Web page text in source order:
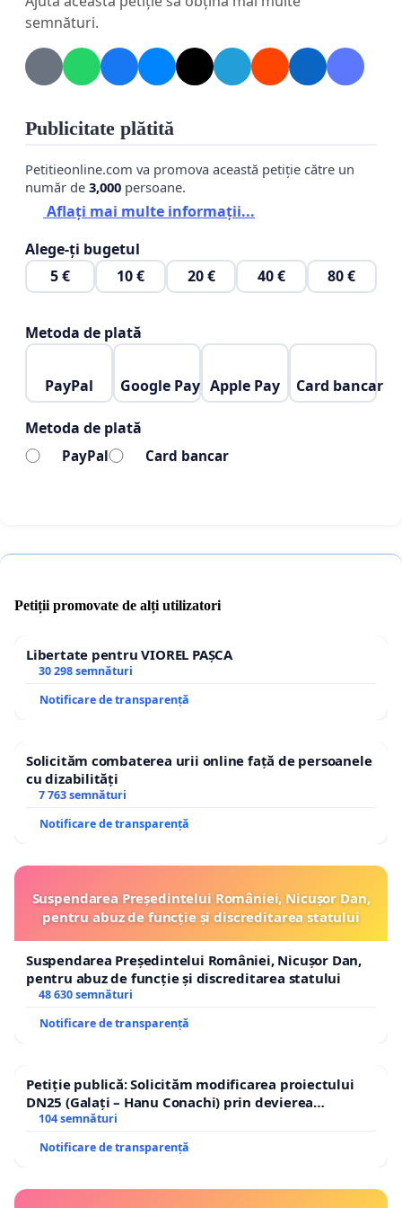
trebui să treacă prin durerea pe care o trăiește
semnături.
Publicitate plătită
Petitieonline.com va promova această petiție către un
număr de 3,000 persoane.
Aflați mai multe informații...
Alege-ți bugetul
5 €
10 € 20 € 40 € 80 €
Metoda de plată
PayPal Google Pay Apple Pay Card bancar
Metoda de plată
PayPal Card bancar
Petiții promovate de alți utilizatori
Libertate pentru VIOREL PAȘCA
30 298 semnături
Notificare de transparență
Solicităm combaterea urii online față de persoanele
cu dizabilități
7 763 semnături
Notificare de transparență
Suspendarea Președintelui României, Nicușor Dan,
pentru abuz de funcție și discreditarea statului
Suspendarea Președintelui României, Nicușor Dan,
pentru abuz de funcție și discreditarea statului
48 630 semnături
Notificare de transparență
Petiție publică: Solicităm modificarea proiectului
DN25 (Galați – Hanu Conachi) prin devierea
traseului în afara localităților!
104 semnături
Notificare de transparență